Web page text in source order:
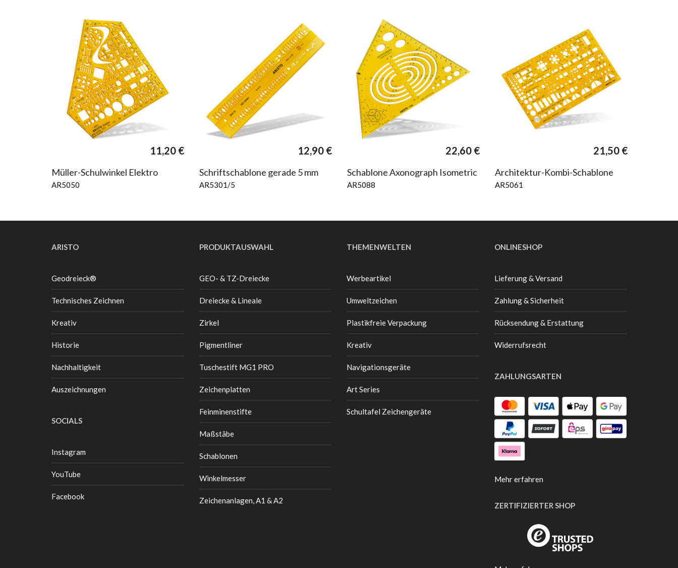
11,20 €
Müller-Schulwinkel Elektro
AR5050
12,90 €
Schriftschablone gerade 5 mm
AR5301/5
22,60 €
Schablone Axonograph Isometric
AR5088
21,50 €
Architektur-Kombi-Schablone
AR5061
ARISTO
Geodreieck®
Technisches Zeichnen
Kreativ
Historie
Nachhaltigkeit
Auszeichnungen
SOCIALS
Instagram
YouTube
Facebook
PRODUKTAUSWAHL
GEO- & TZ-Dreiecke
Dreiecke & Lineale
Zirkel
Pigmentliner
Tuschestift MG1 PRO
Zeichenplatten
Feinminenstifte
Maßstäbe
Schablonen
Winkelmesser
Zeichenanlagen, A1 & A2
THEMENWELTEN
Werbeartikel
Umweltzeichen
Plastikfreie Verpackung
Kreativ
Navigationsgeräte
Art Series
Schultafel Zeichengeräte
ONLINESHOP
Lieferung & Versand
Zahlung & Sicherheit
Rücksendung & Erstattung
Widerrufsrecht
ZAHLUNGSARTEN
Mehr erfahren
ZERTIFIZIERTER SHOP